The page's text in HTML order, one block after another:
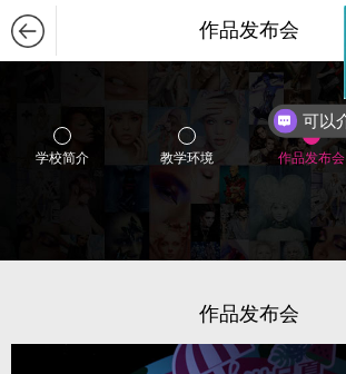
作品发布会
学校简介 教学环境 作品发布会
作品发布会